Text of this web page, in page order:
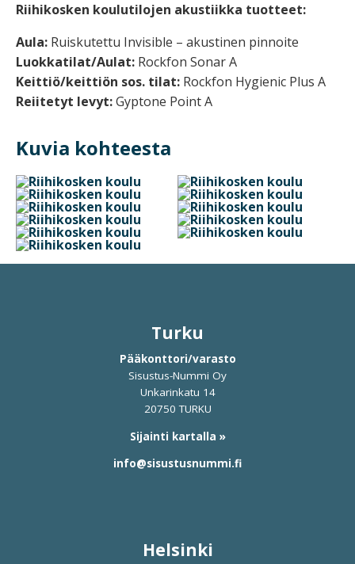
Riihikosken koulutilojen akustiikka tuotteet:
Aula: Ruiskutettu Invisible – akustinen pinnoite
Luokkatilat/Aulat: Rockfon Sonar A
Keittiö/keittiön sos. tilat: Rockfon Hygienic Plus A
Reiitetyt levyt:Gyptone Point A
Kuvia kohteesta
Turku
Pääkonttori/varasto
Sisustus-Nummi Oy
Unkarinkatu 14
20750 TURKU
Sijainti kartalla »
info@sisustusnummi.fi
Helsinki